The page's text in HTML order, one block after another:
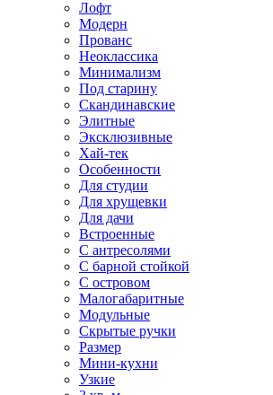
Лофт
Модерн
Прованс
Неоклассика
Минимализм
Под старину
Скандинавские
Элитные
Эксклюзивные
Хай-тек
Особенности
Для студии
Для хрущевки
Для дачи
Встроенные
С антресолями
С барной стойкой
С островом
Малогабаритные
Модульные
Скрытые ручки
Размер
Мини-кухни
Узкие